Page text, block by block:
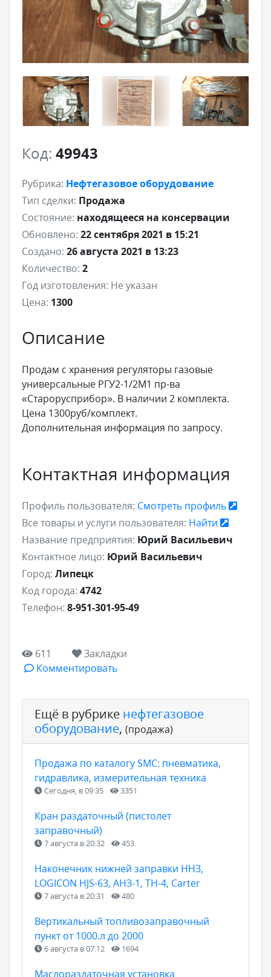
Код: 49943
Рубрика: Нефтегазовое оборудование
Тип сделки: Продажа
Состояние: находящееся на консервации
Обновлено: 22 сентября 2021 в 15:21
Создано: 26 августа 2021 в 13:23
Количество: 2
Год изготовления: Не указан
Цена: 1300
Описание
Продам с хранения регуляторы газовые
универсальные РГУ2-1/2М1 пр-ва
«Старорусприбор». В наличии 2 комплекта.
Цена 1300руб/комплект.
Дополнительная информация по запросу.
Контактная информация
Профиль пользователя: Смотреть профиль
Все товары и услуги пользователя: Найти
Название предприятия: Юрий Васильевич
Контактное лицо: Юрий Васильевич
Город: Липецк
Код города: 4742
Телефон: 8-951-301-95-49
611
Закладки
Комментировать
Ещё в рубрике нефтегазовое
оборудование, (продажа)
Продажа по каталогу SMC: пневматика,
гидравлика, измерительная техника
Сегодня, в 09:35 3351
Кран раздаточный (пистолет
заправочный)
7 августа в 20:32 453
Наконечник нижней заправки ННЗ,
LOGICON HJS-63, АНЗ-1, ТН-4, Carter
7 августа в 20:31 480
Вертикальный топливозаправочный
пункт от 1000.л до 2000
6 августа в 07:12 1694
Маслораздаточная установка